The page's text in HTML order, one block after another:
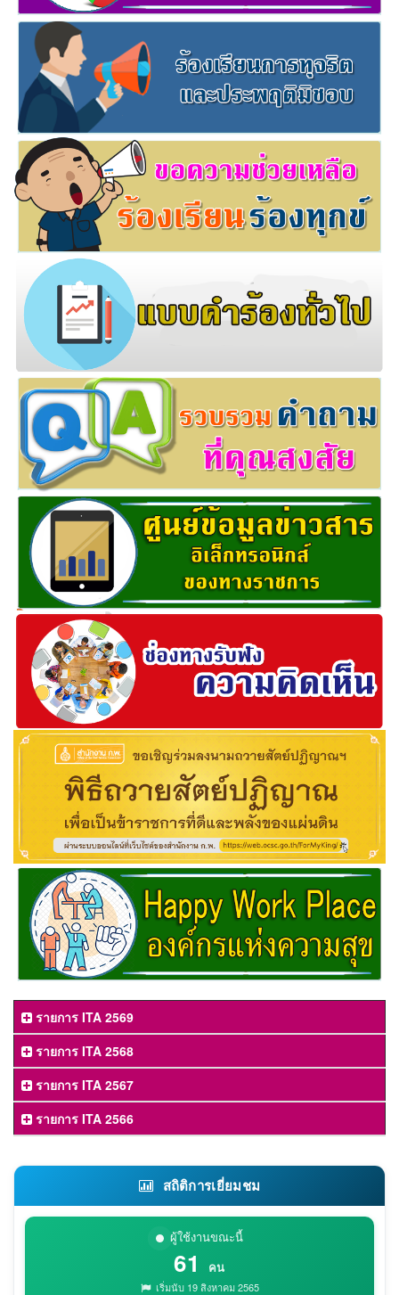
รายการ ITA 2569
รายการ ITA 2568
รายการ ITA 2567
รายการ ITA 2566
สถิติการเยี่ยมชม
ผู้ใช้งานขณะนี้
61 คน
เริ่มนับ 19 สิงหาคม 2565